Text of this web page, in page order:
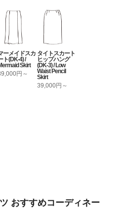
ーメイドスカ
ト(DK-4) /
Skirt
円～
タイトスカート
ヒップハング
(DK-3) / Low
Waist Pencil
Skirt
39,000円～
おすすめコーディネー